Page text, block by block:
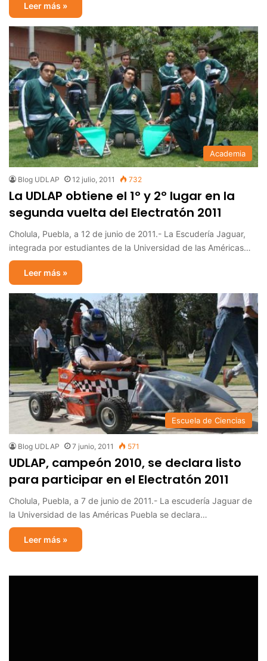
Leer más »
Academia
Blog UDLAP 12 julio, 2011 732
La UDLAP obtiene el 1º y 2º lugar en la
segunda vuelta del Electratón 2011
Cholula, Puebla, a 12 de junio de 2011.- La Escudería Jaguar,
integrada por estudiantes de la Universidad de las Américas…
Leer más »
Escuela de Ciencias
Blog UDLAP 7 junio, 2011 571
UDLAP, campeón 2010, se declara listo
para participar en el Electratón 2011
Cholula, Puebla, a 7 de junio de 2011.- La escudería Jaguar de
la Universidad de las Américas Puebla se declara…
Leer más »